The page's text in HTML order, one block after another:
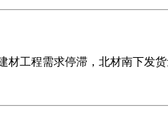
工程需求停滞，北材南下发